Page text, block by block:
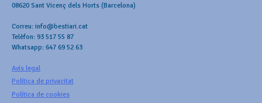
08620 Sant Vicenç dels Horts (Barcelona)
Correu: info@bestiari.cat
Telèfon: 93 517 55 87
Whatsapp: 647 69 52 63
Avís legal
Política de privacitat
Política de cookies